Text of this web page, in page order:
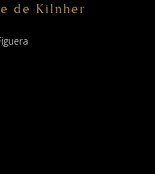
de Kilnher